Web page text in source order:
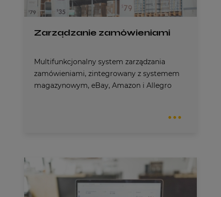
Zarządzanie zamówieniami
Multifunkcjonalny system zarządzania
zamówieniami, zintegrowany z systemem
magazynowym, eBay, Amazon i Allegro